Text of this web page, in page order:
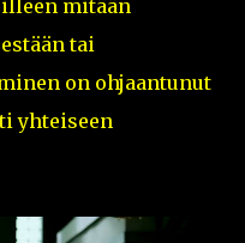
mitään
tai
on ohjaantunut
yhteiseen